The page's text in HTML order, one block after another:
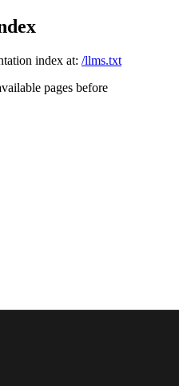
index at: /llms.txt
pages before